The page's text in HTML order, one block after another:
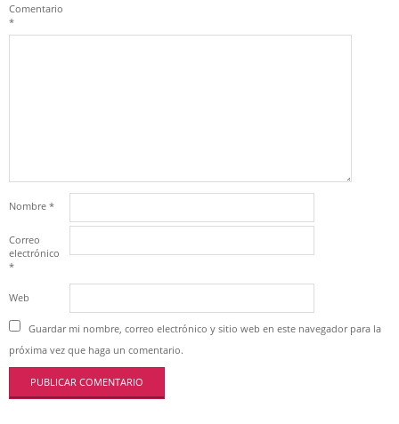
Comentario
*
Nombre *
Correo
electrónico
*
Web
Guardar mi nombre, correo electrónico y sitio web en este navegador para la
próxima vez que haga un comentario.